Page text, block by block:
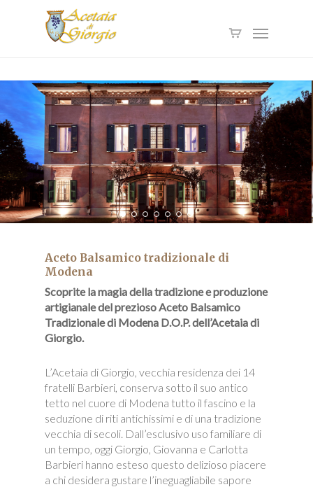
Menu
Aceto Balsamico tradizionale di
Modena
Scoprite la magia della tradizione e produzione
artigianale del prezioso Aceto Balsamico
Tradizionale di Modena D.O.P. dell’Acetaia di
Giorgio.
L’Acetaia di Giorgio, vecchia residenza dei 14
fratelli Barbieri, conserva sotto il suo antico
tetto nel cuore di Modena tutto il fascino e la
seduzione di riti antichissimi e di una tradizione
vecchia di secoli. Dall’esclusivo uso familiare di
un tempo, oggi Giorgio, Giovanna e Carlotta
Barbieri hanno esteso questo delizioso piacere
a chi desidera gustare l’ineguagliabile sapore